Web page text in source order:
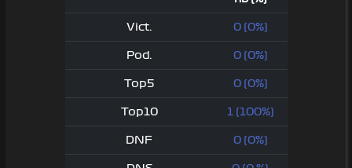
Vict. 0 (0%)
Pod. 0 (0%)
Top5 0 (0%)
Top10 1 (100%)
DNF 0 (0%)